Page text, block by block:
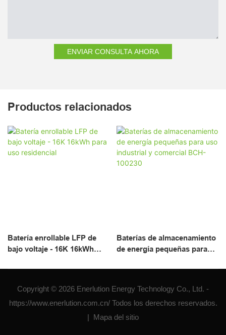
ENVIAR CONSULTA AHORA
Productos relacionados
Batería enrollable LFP de
bajo voltaje - 16K 16kWh
Baterías de almacenamiento
de energía pequeñas para
BCH-100230
Copyright © 2026 Enerlution Energy Technology Co., Ltd. -
https://www.enerlution.com.cn/ Todos los derechos reservados.
| Mapa del sitio